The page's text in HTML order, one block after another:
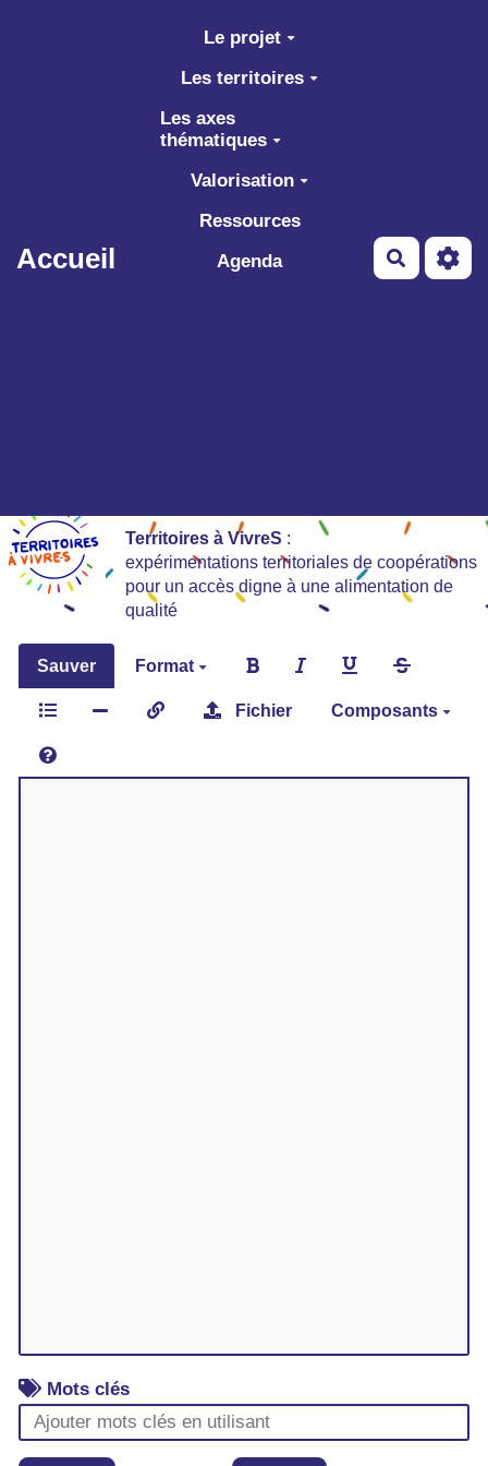
Aller au contenu principal
Accueil
Le projet
Les territoires
Les axes
thématiques
Valorisation
Ressources
Agenda
Territoires à VivreS :
expérimentations territoriales de coopérations
pour un accès digne à une alimentation de
qualité
Sauver Format
Fichier Composants
Mots clés